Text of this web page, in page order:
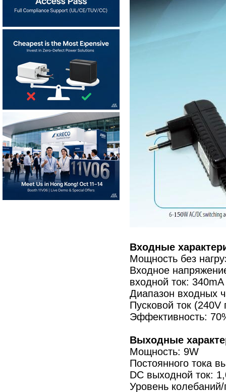
Входные
Мощность без
Входное
входной ток:
Диапазон входных
Пусковой ток
Эффективность:
Выходные
Мощность: 9W
Постоянного тока
DC выходной ток:
Уровень